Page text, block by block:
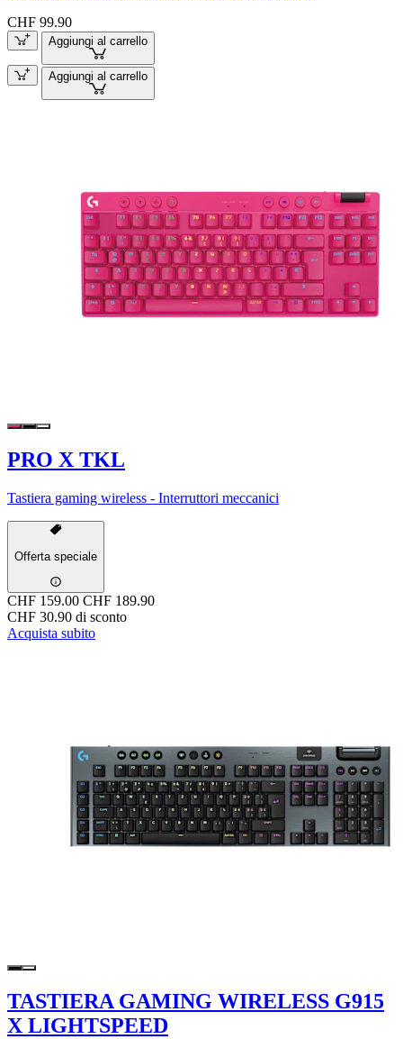
CHF 99.90
Aggiungi al carrello
Aggiungi al carrello
PRO X TKL
Tastiera gaming wireless - Interruttori meccanici
Offerta speciale
CHF 159.00 CHF 189.90
CHF 30.90 di sconto
Acquista subito
TASTIERA GAMING WIRELESS G915
X LIGHTSPEED